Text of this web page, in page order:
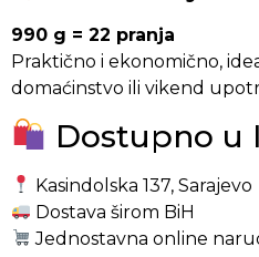
990 g = 22 pranja
Praktično i ekonomično,
domaćinstvo ili vikend
Dostupno u
Kasindolska 137, Sarajevo
Dostava širom BiH
Jednostavna online